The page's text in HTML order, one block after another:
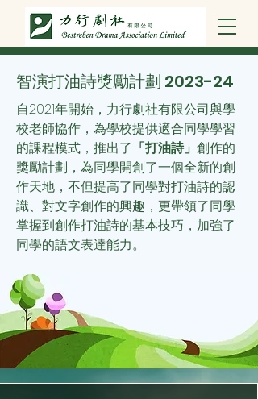
智演打油詩獎勵計劃 2023-24
自2021年開始，力行劇社有限公司與學
校老師協作，為學校提供適合同學學習
的課程模式，推出了 「打油詩」 創作的
獎勵計劃，為同學開創了一個全新的創
作天地，不但提高了同學對打油詩的認
識、對文字創作的興趣，更帶領了同學
掌握到創作打油詩的基本技巧，加強了
同學的語文表達能力。